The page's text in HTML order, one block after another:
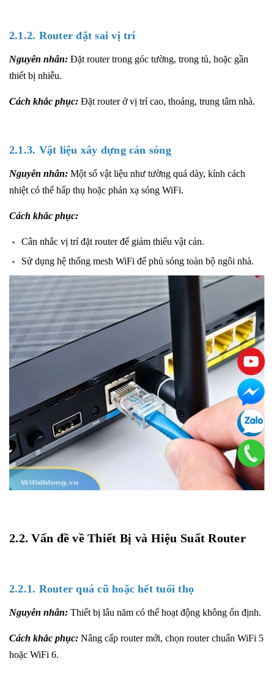
2.1.2. Router đặt sai vị trí
Nguyên nhân: Đặt router trong góc tường, trong tủ, hoặc gần
thiết bị nhiễu.
Cách khắc phục: Đặt router ở vị trí cao, thoáng, trung tâm nhà.
2.1.3. Vật liệu xây dựng cản sóng
Nguyên nhân: Một số vật liệu như tường quá dày, kính cách
nhiệt có thể hấp thụ hoặc phản xạ sóng WiFi.
Cách khắc phục:
Cân nhắc vị trí đặt router để giảm thiểu vật cản.
Sử dụng hệ thống mesh WiFi để phủ sóng toàn bộ ngôi nhà.
2.2. Vấn đề về Thiết Bị và Hiệu Suất Router
2.2.1. Router quá cũ hoặc hết tuổi thọ
Nguyên nhân: Thiết bị lâu năm có thể hoạt động không ổn định.
Cách khắc phục: Nâng cấp router mới, chọn router chuẩn WiFi 5
hoặc WiFi 6.